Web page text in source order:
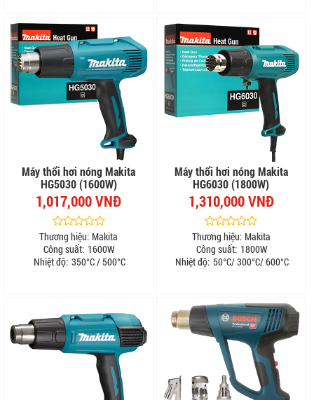
Máy thổi hơi nóng Makita
HG5030 (1600W)
1,017,000 VNĐ
Thương hiệu: Makita
Công suất: 1600W
Nhiệt độ: 350°C / 500°C
Máy thổi hơi nóng Makita
HG6030 (1800W)
1,310,000 VNĐ
Thương hiệu: Makita
Công suất: 1800W
Nhiệt độ: 50°C/ 300°C/ 600°C